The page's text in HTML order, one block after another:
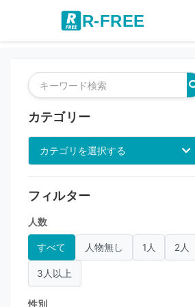
R-FREE
カテゴリー
カテゴリを選択する
フィルター
人数
すべて 人物無し 1人 2人
3人以上
性別